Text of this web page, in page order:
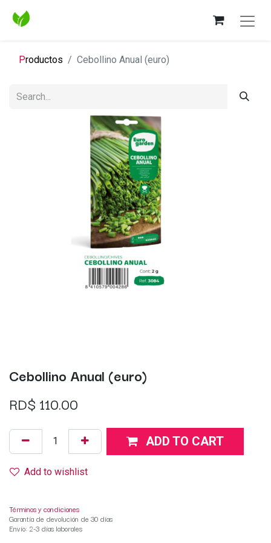
Productos Cebollino Anual (euro)
Cebollino Anual (euro)
RD$ 110.00
ADD TO CART
Add to wishlist
Términos y condiciones
Garantía de devolución de 30 días
Envío: 2-3 días laborales